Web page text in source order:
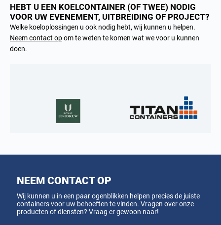
HEBT U EEN KOELCONTAINER (OF TWEE) NODIG
VOOR UW EVENEMENT, UITBREIDING OF PROJECT?
Welke koeloplossingen u ook nodig hebt, wij kunnen u helpen.
Neem contact opom te weten te komen wat we voor u kunnen
doen.
NEEM CONTACT OP
Wij kunnen u in een paar ogenblikken helpen precies de juiste
containers voor uw behoeften te vinden. Vragen over onze
producten of diensten? Vraag er gewoon naar!